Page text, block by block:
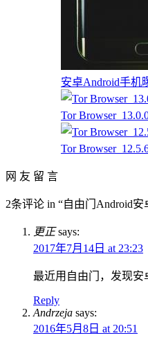
安卓Android手机
Tor
Tor
网 友 留 言
2条评论 in “自由门Android安
更正 says:
2017年7月14日 at 23:23
最近用自由门，发现安
Reply
Andrzeja says:
2016年5月8日 at 20:51